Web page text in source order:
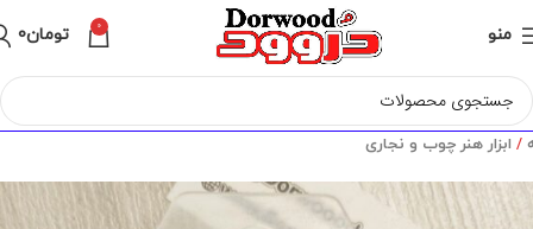
منو 0 تومان0
ابزار هنر چوب و نجاری